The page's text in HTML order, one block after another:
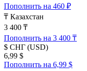
Пополнить на 460 ₽
₸ Казахстан
3 400 ₸
Пополнить на 3 400 ₸
$ СНГ (USD)
6,99 $
Пополнить на 6,99 $